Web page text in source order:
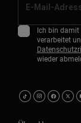
Ich bin damit
verarbeitet
wieder